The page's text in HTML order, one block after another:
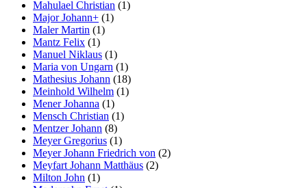
Mahulael Christian (1)
Major Johann+ (1)
Maler Martin (1)
Mantz Felix (1)
Manuel Niklaus (1)
Maria von Ungarn (1)
Mathesius Johann (18)
Meinhold Wilhelm (1)
Mener Johanna (1)
Mensch Christian (1)
Mentzer Johann (8)
Meyer Gregorius (1)
Meyer Johann Friedrich von (2)
Meyfart Johann Matthäus (2)
Milton John (1)